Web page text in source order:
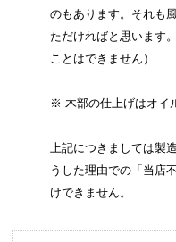
のもあります。それも
ただければと思います
ことはできません）
※ 木部の仕上げはオイ
上記につきましては製
うした理由での「当店
けできません。